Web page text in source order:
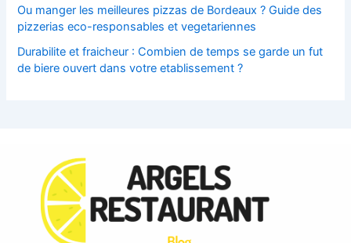
Ou manger les meilleures pizzas de Bordeaux ? Guide des
pizzerias eco-responsables et vegetariennes
Durabilite et fraicheur : Combien de temps se garde un fut
de biere ouvert dans votre etablissement ?